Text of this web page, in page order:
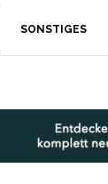
SONSTIGES